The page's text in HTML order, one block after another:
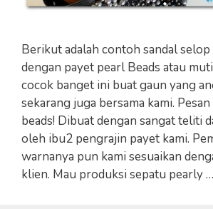
Berikut adalah contoh sandal
dengan payet pearl Beads atau
cocok banget ini buat gaun yang
sekarang juga bersama kami.
beads! Dibuat dengan sangat teliti
oleh ibu2 pengrajin payet kami.
warnanya pun kami sesuaikan
klien. Mau produksi sepatu pearly …